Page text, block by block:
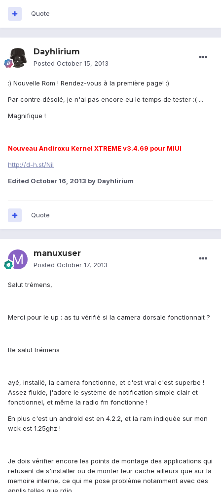
Quote
Dayhlirium
Posted October 15, 2013
:) Nouvelle Rom ! Rendez-vous à la première page! :)
Par contre désolé, je n'ai pas encore eu le temps de tester :( ...
Magnifique !
Nouveau Andiroxu Kernel XTREME v3.4.69 pour MIUI
http://d-h.st/Nil
Edited October 16, 2013 by Dayhlirium
Quote
manuxuser
Posted October 17, 2013
Salut trémens,
Merci pour le up : as tu vérifié si la camera dorsale fonctionnait ?
Re salut trémens
ayé, installé, la camera fonctionne, et c'est vrai c'est superbe !
Assez fluide, j'adore le système de notification simple clair et
fonctionnel, et même la radio fm fonctionne !
En plus c'est un android est en 4.2.2, et la ram indiquée sur mon
wck est 1.25ghz !
Je dois vérifier encore les points de montage des applications qui
refusent de s'installer ou de monter leur cache ailleurs que sur la
memoire interne, ce qui me pose problème notamment avec des